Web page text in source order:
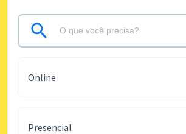
Online
Presencial